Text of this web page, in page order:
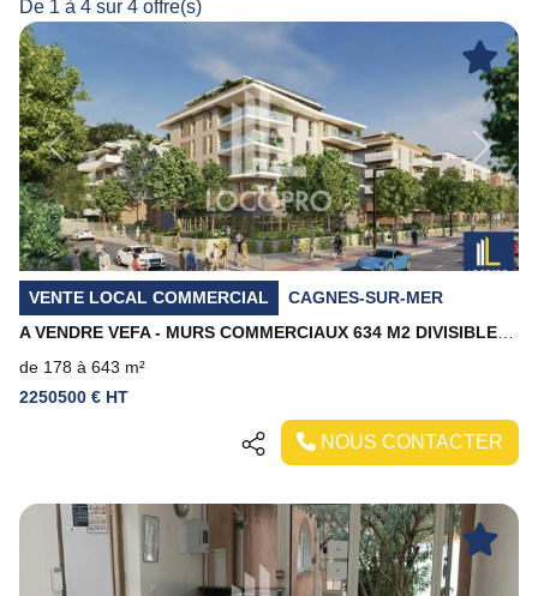
De 1 à 4 sur 4 offre(s)
Previous Next
VENTE LOCAL COMMERCIAL
CAGNES-SUR-MER
de 178 à 643 m²
2250500 € HT
NOUS CONTACTER